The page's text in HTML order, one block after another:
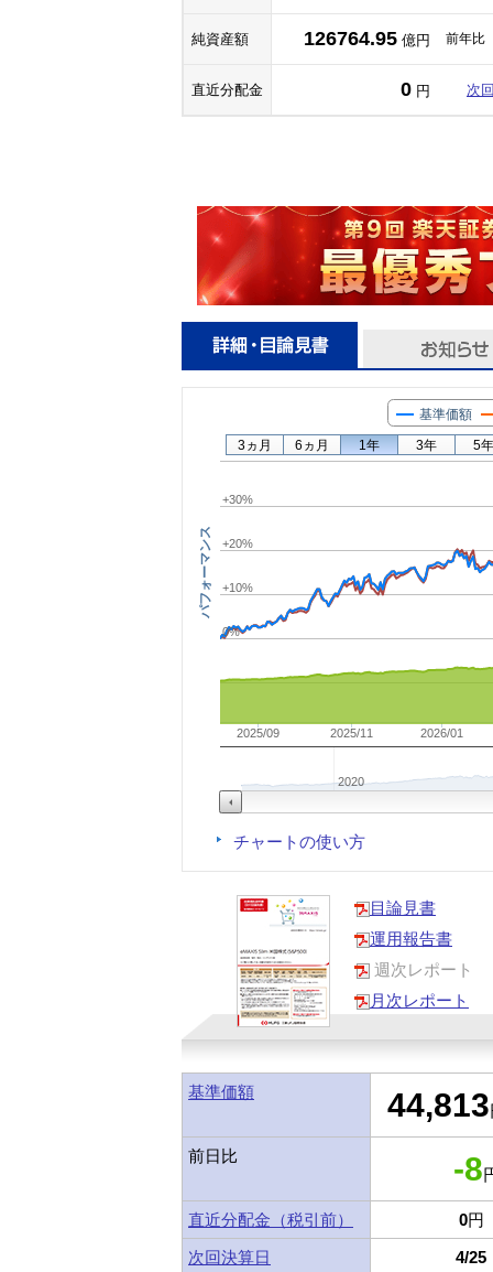
純資産額 126764.95 億円 前年比
直近分配金 0 円 次
パフォーマンス
基準価額
2025/09 2025/11 2026/01
2020
0%
+10%
+20%
+30%
3ヵ月 6ヵ月 1年 3年 5年
チャートの使い方
目論見書
運用報告書
週次レポート
月次レポート
基準価額 44,813
前日比 -8
直近分配金（税引前） 0円
次回決算日
4/25